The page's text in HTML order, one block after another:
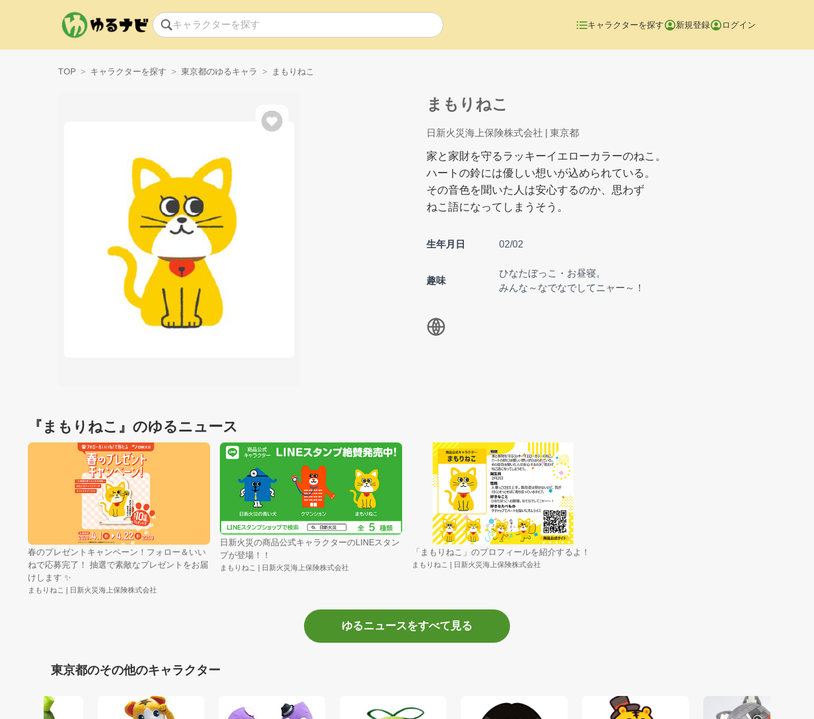
キャラクターを探す 新規登録 ログイン
TOP キャラクターを探す 東京都のゆるキャラ まもりねこ
まもりねこ
日新火災海上保険株式会社 | 東京都
家と家財を守るラッキーイエローカラーのねこ。
ハートの鈴には優しい想いが込められている。
その音色を聞いた人は安心するのか、思わず
ねこ語になってしまうそう。
生年月日 02/02
趣味
ひなたぼっこ・お昼寝。
みんな～なでなでしてニャー～！
『まもりねこ』のゆるニュース
春のプレゼントキャンペーン！フォロー＆いい
ねで応募完了！ 抽選で素敵なプレゼントをお届
けします ✨
まもりねこ | 日新火災海上保険株式会社
日新火災の商品公式キャラクターのLINEスタン
プが登場！！
まもりねこ | 日新火災海上保険株式会社
「まもりねこ」のプロフィールを紹介するよ！
まもりねこ | 日新火災海上保険株式会社
ゆるニュースをすべて見る
東京都のその他のキャラクター